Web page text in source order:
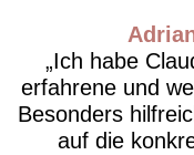
Ich habe
erfahrene und
Besonders
auf die